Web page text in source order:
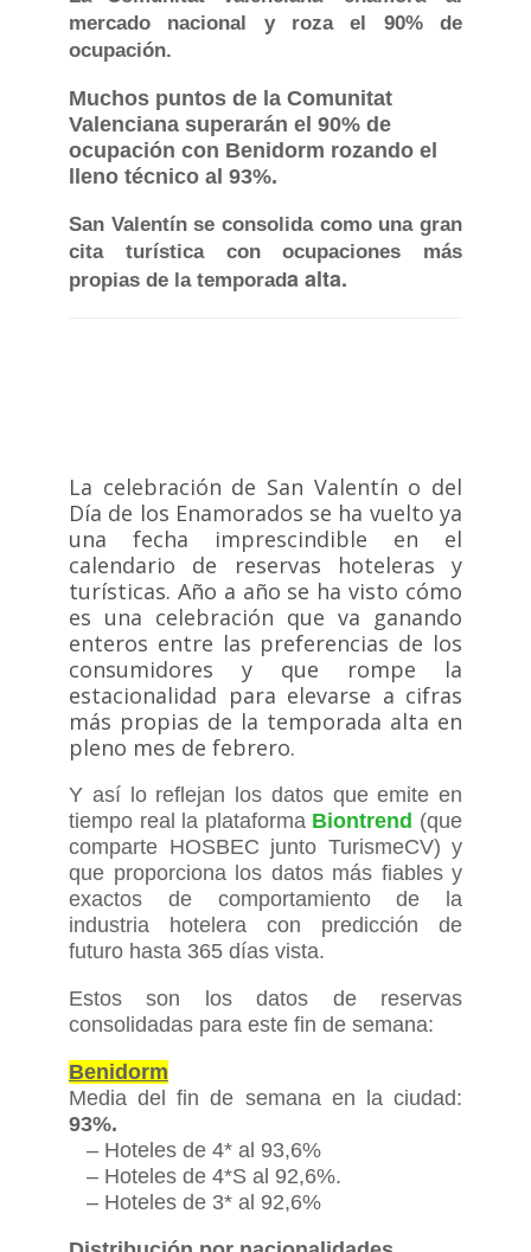
mercado nacional y roza el 90% de
ocupación.
Muchos puntos de la Comunitat
Valenciana superarán el 90% de
ocupación con Benidorm rozando el
lleno técnico al 93%.
San Valentín se consolida como una gran
cita turística con ocupaciones más
propias de la temporada alta.
La celebración de San Valentín o del
Día de los Enamorados se ha vuelto ya
una fecha imprescindible en el
calendario de reservas hoteleras y
turísticas. Año a año se ha visto cómo
es una celebración que va ganando
enteros entre las preferencias de los
consumidores y que rompe la
estacionalidad para elevarse a cifras
más propias de la temporada alta en
pleno mes de febrero.
Y así lo reflejan los datos que emite en
tiempo real la plataforma Biontrend (que
comparte HOSBEC junto TurismeCV) y
que proporciona los datos más fiables y
exactos de comportamiento de la
industria hotelera con predicción de
futuro hasta 365 días vista.
Estos son los datos de reservas
consolidadas para este fin de semana:
Benidorm
Media del fin de semana en la ciudad:
93%.
– Hoteles de 4* al 93,6%
– Hoteles de 4*S al 92,6%.
– Hoteles de 3* al 92,6%